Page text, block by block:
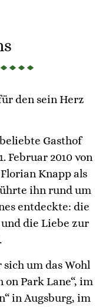
den sein Herz
Gasthof
Februar 2010 von
Knapp als
ihn rund um
entdeckte: die
die Liebe zur
um das Wohl
Park Lane“, im
in Augsburg, im